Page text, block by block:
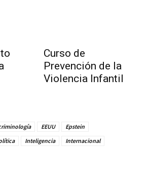
Curso de
Prevención de la
Violencia Infantil
EEUU
Epstein
Inteligencia Internacional